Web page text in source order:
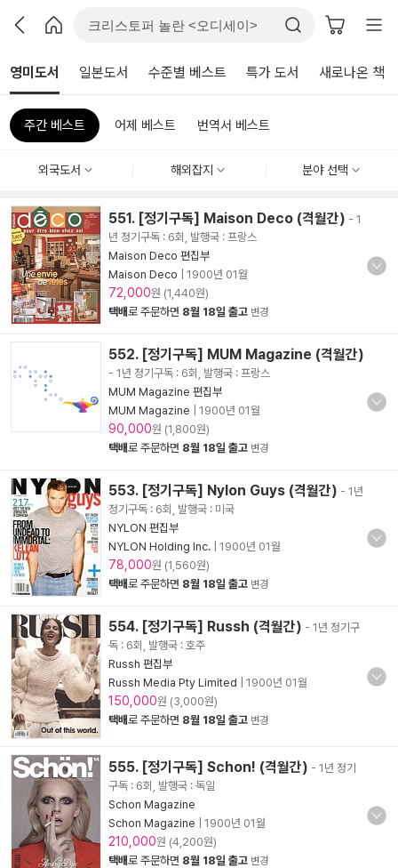
영미도서 일본도서 수준별 베스트 특가 도서 새로나온 책
주간 베스트 어제 베스트 번역서 베스트
외국도서 해외잡지 분야 선택
551. [정기구독] Maison Deco (격월간) - 1
년 정기구독 : 6회, 발행국 : 프랑스
Maison Deco 편집부
Maison Deco
1900년 01월
72,000원 (1,440원)
택배로 주문하면 8월 18일 출고 변경
552. [정기구독] MUM Magazine (격월간)
- 1년 정기구독 : 6회, 발행국 : 프랑스
MUM Magazine 편집부
MUM Magazine
1900년 01월
90,000원 (1,800원)
택배로 주문하면 8월 18일 출고 변경
553. [정기구독] Nylon Guys (격월간) - 1년
정기구독 : 6회, 발행국 : 미국
NYLON 편집부
NYLON Holding Inc.
1900년 01월
78,000원 (1,560원)
택배로 주문하면 8월 18일 출고 변경
554. [정기구독] Russh (격월간) - 1년 정기구
독 : 6회, 발행국 : 호주
Russh 편집부
Russh Media Pty Limited
1900년 01월
150,000원 (3,000원)
택배로 주문하면 8월 18일 출고 변경
555. [정기구독] Schon! (격월간) - 1년 정기
구독 : 6회, 발행국 : 독일
Schon Magazine
Schon Magazine
1900년 01월
210,000원 (4,200원)
택배로 주문하면 8월 18일 출고 변경